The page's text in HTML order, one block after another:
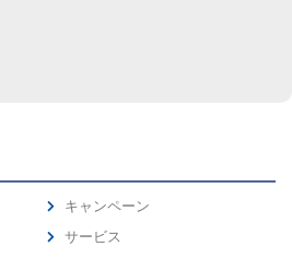
キャンペーン
サービス